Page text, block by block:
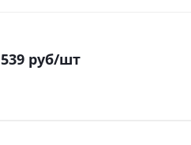
539 руб/шт